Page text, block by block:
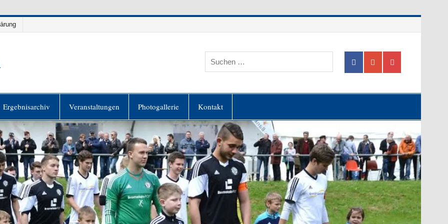
Ergebnisarchiv Veranstaltungen Photogallerie Kontakt